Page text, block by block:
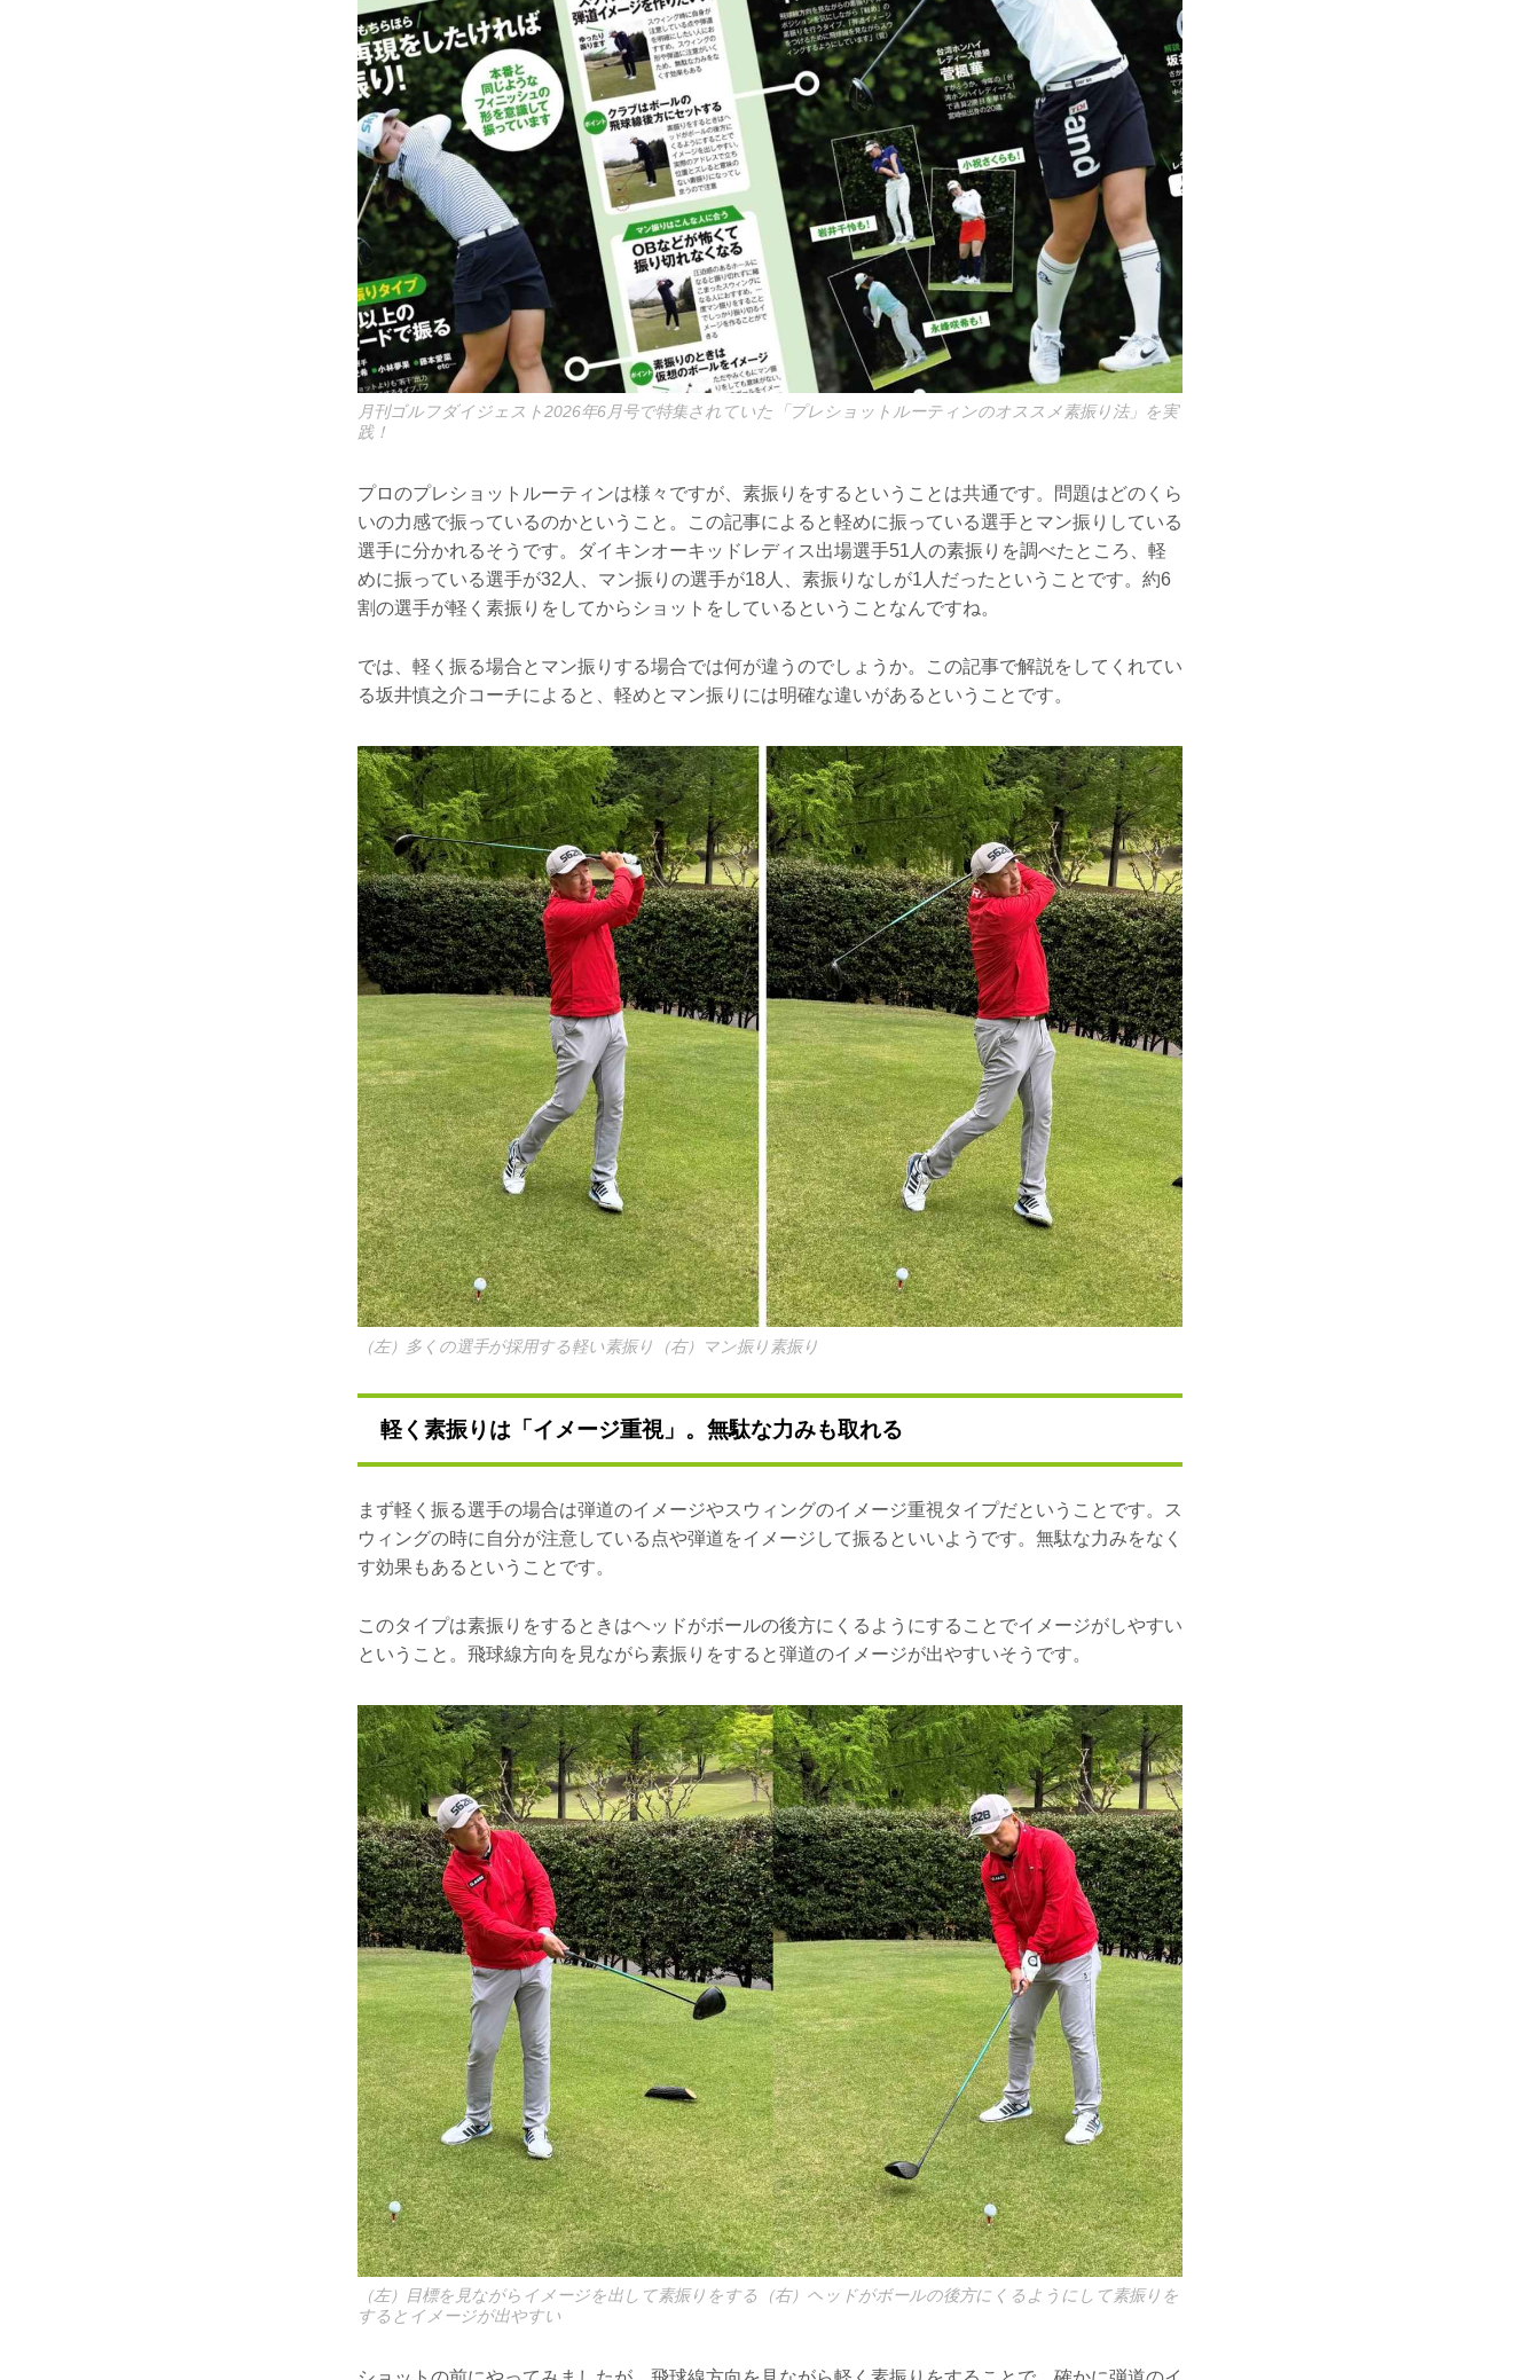
月刊ゴルフダイジェスト2026年6月号で特集されていた「プレショットルーティンのオススメ素振り法」を実
践！
プロのプレショットルーティンは様々ですが、素振りをするということは共通です。問題はどのくら
いの力感で振っているのかということ。この記事によると軽めに振っている選手とマン振りしている
選手に分かれるそうです。ダイキンオーキッドレディス出場選手51人の素振りを調べたところ、軽
めに振っている選手が32人、マン振りの選手が18人、素振りなしが1人だったということです。約6
割の選手が軽く素振りをしてからショットをしているということなんですね。
では、軽く振る場合とマン振りする場合では何が違うのでしょうか。この記事で解説をしてくれてい
る坂井慎之介コーチによると、軽めとマン振りには明確な違いがあるということです。
（左）多くの選手が採用する軽い素振り（右）マン振り素振り
軽く素振りは「イメージ重視」。無駄な力みも取れる
まず軽く振る選手の場合は弾道のイメージやスウィングのイメージ重視タイプだということです。ス
ウィングの時に自分が注意している点や弾道をイメージして振るといいようです。無駄な力みをなく
す効果もあるということです。
このタイプは素振りをするときはヘッドがボールの後方にくるようにすることでイメージがしやすい
ということ。飛球線方向を見ながら素振りをすると弾道のイメージが出やすいそうです。
（左）目標を見ながらイメージを出して素振りをする（右）ヘッドがボールの後方にくるようにして素振りを
するとイメージが出やすい